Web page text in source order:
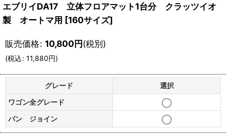
エブリイDA17 立体フロアマット1台分 クラッツイオ
製 オートマ用 [160サイズ]
販売価格: 10,800円(税別)
(税込: 11,880円)
グレード
選択
ワゴン全グレード
バン ジョイン